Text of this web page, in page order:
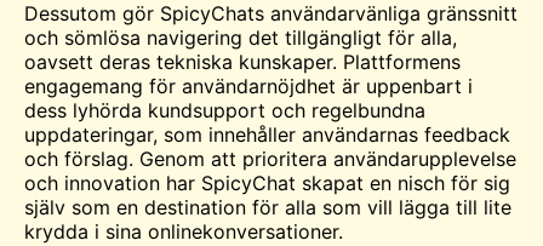
Dessutom gör SpicyChats användarvänliga gränssnitt
och sömlösa navigering det tillgängligt för alla,
oavsett deras tekniska kunskaper. Plattformens
engagemang för användarnöjdhet är uppenbart i
dess lyhörda kundsupport och regelbundna
uppdateringar, som innehåller användarnas feedback
och förslag. Genom att prioritera användarupplevelse
och innovation har SpicyChat skapat en nisch för sig
själv som en destination för alla som vill lägga till lite
krydda i sina onlinekonversationer.